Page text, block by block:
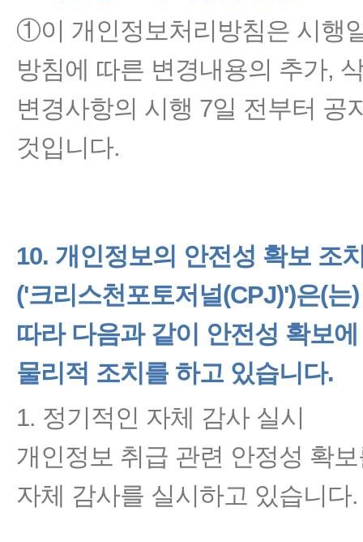
①이 개인정보처리방침은 시행
방침에 따른 변경내용의 추가,
변경사항의 시행 7일 전부터 공
것입니다.
10. 개인정보의 안전성 확보 조
('크리스천포토저널(CPJ)')은(는
따라 다음과 같이 안전성 확보
물리적 조치를 하고 있습니다.
1. 정기적인 자체 감사 실시
개인정보 취급 관련 안정성 확
자체 감사를 실시하고 있습니다.